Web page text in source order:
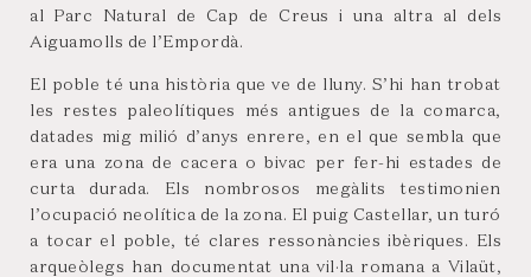
al Parc Natural de Cap de Creus i una altra al dels
Aiguamolls de l’Empordà.
El poble té una història que ve de lluny. S’hi han trobat
les restes paleolítiques més antigues de la comarca,
datades mig milió d’anys enrere, en el que sembla que
era una zona de cacera o bivac per fer-hi estades de
curta durada. Els nombrosos megàlits testimonien
l’ocupació neolítica de la zona. El puig Castellar, un turó
a tocar el poble, té clares ressonàncies ibèriques. Els
arqueòlegs han documentat una vil·la romana a Vilaüt,